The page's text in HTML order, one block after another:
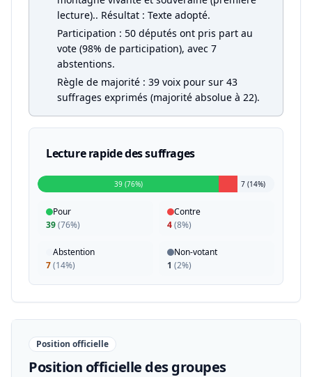
lecture).. Résultat : Texte adopté.
Participation : 50 députés ont pris part au
vote (98% de participation), avec 7
abstentions.
Règle de majorité : 39 voix pour sur 43
suffrages exprimés (majorité absolue à 22).
Lecture rapide des suffrages
39 (76%) 7 (14%)
Pour
39(76%)
Contre
4(8%)
Abstention
7(14%)
Non-votant
1 (2%)
Position officielle
Position officielle des groupes